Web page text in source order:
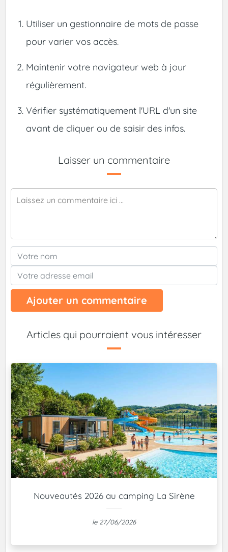
Utiliser un gestionnaire de mots de passe
pour varier vos accès.
Maintenir votre navigateur web à jour
régulièrement.
Vérifier systématiquement l'URL d'un site
avant de cliquer ou de saisir des infos.
Laisser un commentaire
Ajouter un commentaire
Articles qui pourraient vous intéresser
Nouveautés 2026 au camping La Sirène
le 27/06/2026